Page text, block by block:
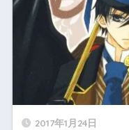
2017年1月24日